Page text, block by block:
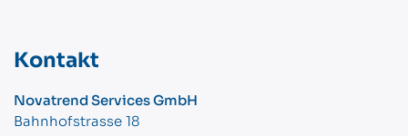
Kontakt
Novatrend Services GmbH
Bahnhofstrasse 18